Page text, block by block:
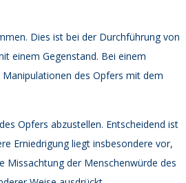
Dies ist bei der Durchführung von
einem Gegenstand. Bei einem
des Opfers mit dem
Opfers abzustellen. Entscheidend ist
Erniedrigung liegt insbesondere vor,
Missachtung der Menschenwürde des